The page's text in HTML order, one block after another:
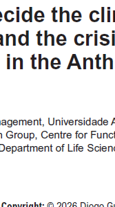
Centre for
Terra da
acaba de
As
A IA
torna